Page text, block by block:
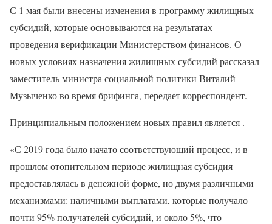
С 1 мая были внесены изменения в программу жилищных
субсидий, которые основываются на результатах
проведения верификации Министерством финансов. О
новых условиях назначения жилищных субсидий рассказал
заместитель министра социальной политики Виталий
Музыченко во время брифинга, передает корреспондент.
Принципиальным положением новых правил является .
«С 2019 года было начато соответствующий процесс, и в
прошлом отопительном периоде жилищная субсидия
предоставлялась в денежной форме, но двумя различными
механизмами: наличными выплатами, которые получало
почти 95% получателей субсидий, и около 5%, что